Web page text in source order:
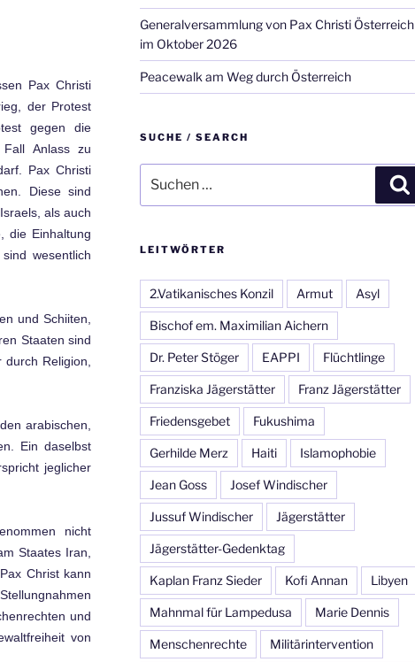
Pax Christi
der Protest
gegen die
Anlass zu
Pax Christi
Diese sind
als auch
die Einhaltung
wesentlich
und Schiiten,
Staaten sind
durch Religion,
arabischen,
Ein daselbst
jeglicher
nicht
Staates Iran,
Christ kann
und
von
Generalversammlung von Pax Christi Österreich
im Oktober 2026
Peacewalk am Weg durch Österreich
SUCHE / SEARCH
nach:
LEITWÖRTER
2.Vatikanisches Konzil Armut Asyl
Bischof em. Maximilian Aichern
Dr. Peter Stöger EAPPI Flüchtlinge
Franziska Jägerstätter Franz Jägerstätter
Friedensgebet Fukushima
Gerhilde Merz Haiti Islamophobie
Jean Goss Josef Windischer
Jussuf Windischer Jägerstätter
Jägerstätter-Gedenktag
Kaplan Franz Sieder Kofi Annan Libyen
Mahnmal für Lampedusa Marie Dennis
Menschenrechte Militärintervention